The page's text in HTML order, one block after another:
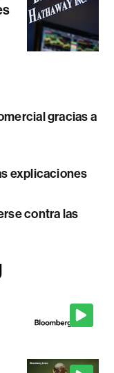
gracias a
explicaciones
contra las